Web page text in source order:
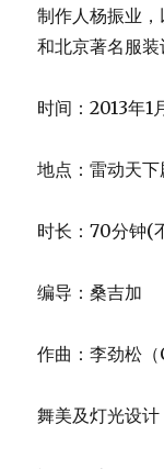
制作人杨振业
和北京著名服
时间：2013年1
地点：雷动天下
时长：70分钟(
编导：桑吉加
作曲：李劲松（
舞美及灯光设